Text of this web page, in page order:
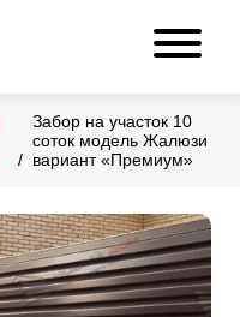
Забор на участок 10
соток модель Жалюзи
вариант «Премиум»